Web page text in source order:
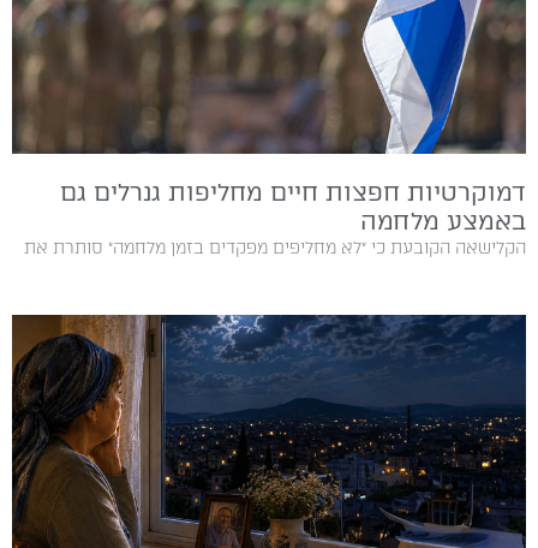
דמוקרטיות חפצות חיים מחליפות גנרלים גם
באמצע מלחמה
הקלישאה הקובעת כי ״לא מחליפים מפקדים בזמן מלחמה״ סותרת את